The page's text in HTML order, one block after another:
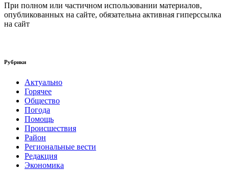
При полном или частичном использовании материалов,
опубликованных на сайте, обязательна активная гиперссылка
на сайт
Рубрики
Актуально
Горячее
Общество
Погода
Помощь
Происшествия
Район
Региональные вести
Редакция
Экономика